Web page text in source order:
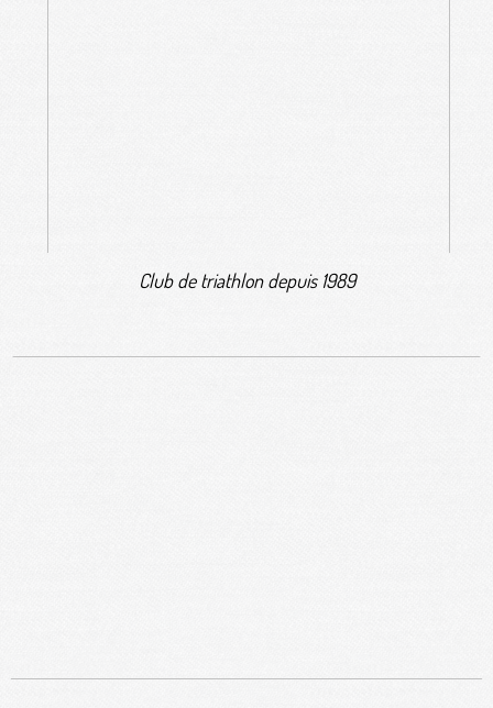
Club de triathlon depuis 1989